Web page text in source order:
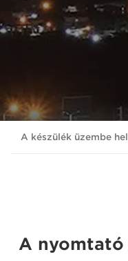
A készülék üzembe
A nyomtató